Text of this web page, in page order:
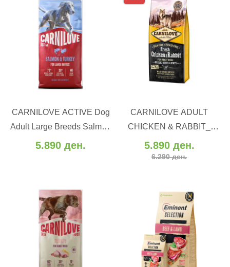
CARNILOVE ACTIVE Dog
Adult Large Breeds Salmon
& Turkey - Лосос и
5.890 ден.
Додај во желби
Додај за споредба
CARNILOVE ADULT
CHICKEN & RABBIT_
Пиле и зајак (12 kg)
5.890 ден.
6.290 ден.
Додај во желби
Додај за споредба